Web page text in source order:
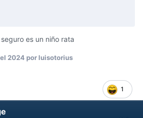
es un niño rata
2024por luisotorius
1